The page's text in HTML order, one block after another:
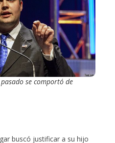
se comportó de
buscó justificar a su hijo